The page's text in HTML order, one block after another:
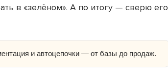
в «зелёном». А по итогу — сверю его
и автоцепочки — от базы до продаж.